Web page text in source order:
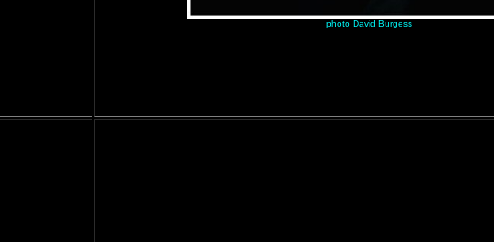
photo David Burgess